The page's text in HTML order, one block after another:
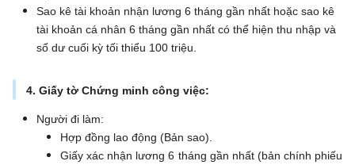
Sao kê tài khoản nhận lương 6 tháng gần nhất hoặc sao kê
tài khoản cá nhân 6 tháng gần nhất có thể hiện thu nhập và
số dư cuối kỳ tối thiểu 100 triệu.
4. Giấy tờ Chứng minh công việc:
Người đi làm:
Hợp đồng lao động (Bản sao).
Giấy xác nhận lương 6 tháng gần nhất (bản chính phiếu